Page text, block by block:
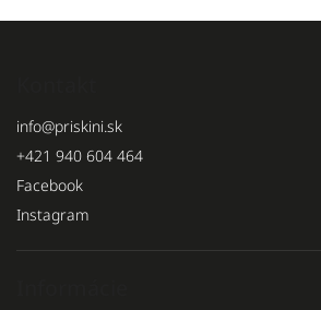
info@priskini.sk
+421 940 604 464
Facebook
Instagram